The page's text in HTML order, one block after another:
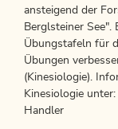
ansteigend der
Berglsteiner See".
Übungstafeln für
Übungen
(Kinesiologie).
Kinesiologie
Handler